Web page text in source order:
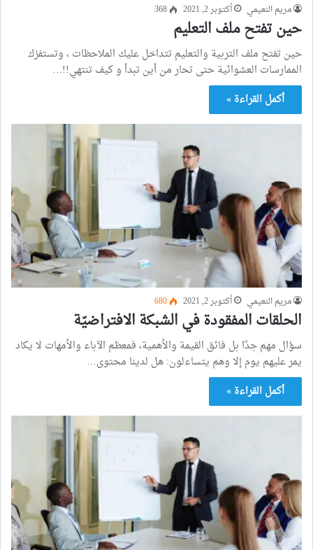
مريم النعيمي أكتوبر 2, 2021 368
حين تفتح ملف التعليم
حين تفتح ملف التربية والتعليم تتداخل عليك الملاحظات ، وتستفزك
الممارسات العشوائية حتى تحار من أين تبدأ و كيف تنتهي!!…
أكمل القراءة »
مريم النعيمي أكتوبر 2, 2021 680
الحلقات المفقودة في الشبكة الافتراضيّة
سؤال مهم جدًا بل فائق القيمة والأهمية، فمعظم الآباء والأمهات لا يكاد
يمر عليهم يوم إلا وهم يتساءلون: هل لدينا محتوى…
أكمل القراءة »